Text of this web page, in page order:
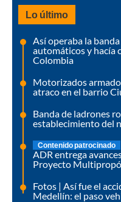
Lo último
Así operaba la
automáticos y hacía
Colombia
Motorizados
atraco en el barrio
Banda de ladrones
establecimiento del
Contenido patrocinado
ADR entrega
Proyecto
Fotos | Así fue el
Medellín: el paso